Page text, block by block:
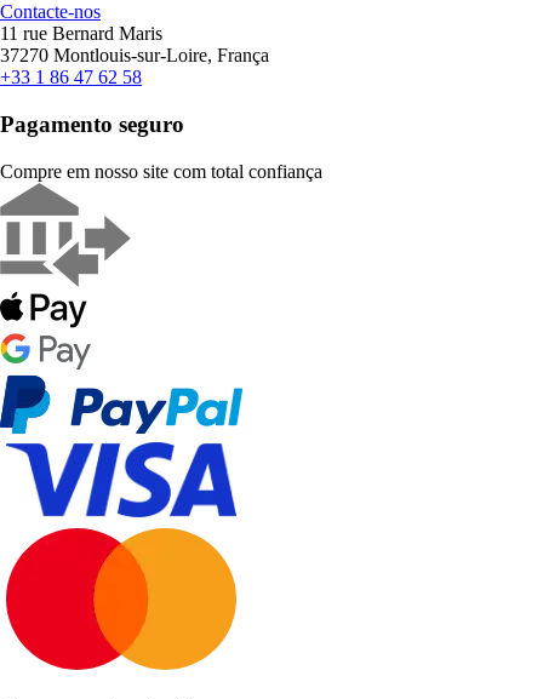
Contacte-nos
11 rue Bernard Maris
37270 Montlouis-sur-Loire, França
+33 1 86 47 62 58
Pagamento seguro
Compre em nosso site com total confiança